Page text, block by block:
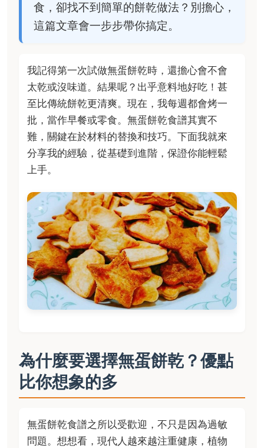
食，卻找不到簡單的餅乾做法？別擔心，
這篇文章會一步步帶你搞定。
我記得第一次試做無蛋餅乾時，還擔心會不會
太乾或沒味道。結果呢？出乎意料地好吃！甚
至比傳統餅乾更清爽。現在，我每週都會烤一
批，當作早餐或零食。無蛋餅乾食譜其實不
難，關鍵在於材料的替換和技巧。下面我就來
分享我的經驗，從基礎到進階，保證你能輕鬆
上手。
為什麼要選擇無蛋餅乾？優點
比你想象的多
無蛋餅乾食譜之所以受歡迎，不只是因為過敏
問題。想想看，現代人越來越注重健康，植物